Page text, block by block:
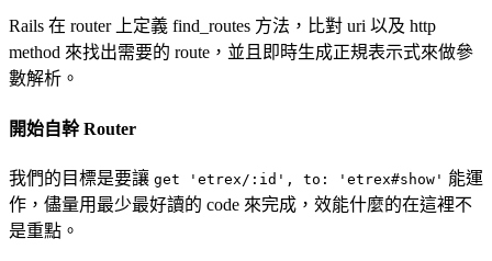
Rails 在 router 上定義 find_routes 方法，比對 uri 以及 http
method 來找出需要的 route，並且即時生成正規表示式來做參
數解析。
開始自幹 Router
我們的目標是要讓 get 'etrex/:id', to: 'etrex#show' 能運
作，儘量用最少最好讀的 code 來完成，效能什麼的在這裡不
是重點。